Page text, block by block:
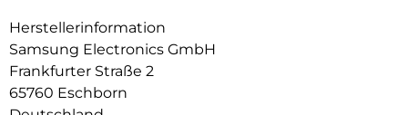
Das Clear Case bringt die Farbe deines Galaxy A34 5G zur
Geltung und bietet dir gleichzeitig viel Platz, um deinem
Case eine persönliche Note zu verleihen. Beklebe es mit
Herstellerinformation
Samsung Electronics GmbH
Frankfurter Straße 2
65760 Eschborn